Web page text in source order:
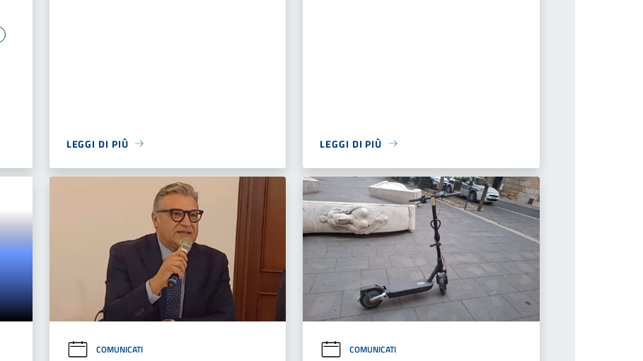
LEGGI DI PIÙ LEGGI DI PIÙ
COMUNICATI COMUNICATI